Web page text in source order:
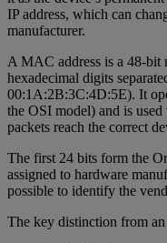
IP address, which can
manufacturer.
A MAC address is a 48-bit
hexadecimal digits
00:1A:2B:3C:4D:5E). It
the OSI model) and is
packets reach the correct
The first 24 bits form the
assigned to hardware
possible to identify the
The key distinction from an